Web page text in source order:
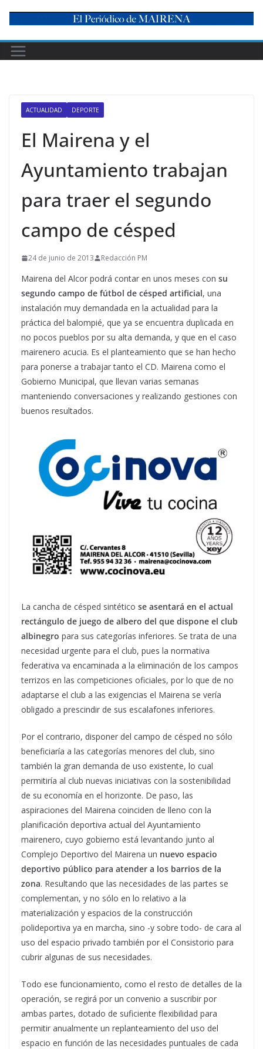
content
ACTUALIDAD DEPORTE
El Mairena y el
Ayuntamiento trabajan
para traer el segundo
campo de césped
24 de junio de 2013 Redacción PM
Mairena del Alcor podrá contar en unos meses con su
segundo campo de fútbol de césped artificial, una
instalación muy demandada en la actualidad para la
práctica del balompié, que ya se encuentra duplicada en
no pocos pueblos por su alta demanda, y que en el caso
mairenero acucia. Es el planteamiento que se han hecho
para ponerse a trabajar tanto el CD. Mairena como el
Gobierno Municipal, que llevan varias semanas
manteniendo conversaciones y realizando gestiones con
buenos resultados.
La cancha de césped sintético se asentará en el actual
rectángulo de juego de albero del que dispone el club
albinegro para sus categorías inferiores. Se trata de una
necesidad urgente para el club, pues la normativa
federativa va encaminada a la eliminación de los campos
terrizos en las competiciones oficiales, por lo que de no
adaptarse el club a las exigencias el Mairena se vería
obligado a prescindir de sus escalafones inferiores.
Por el contrario, disponer del campo de césped no sólo
beneficiaría a las categorías menores del club, sino
también la gran demanda de uso existente, lo cual
permitiría al club nuevas iniciativas con la sostenibilidad
de su economía en el horizonte. De paso, las
aspiraciones del Mairena coinciden de lleno con la
planificación deportiva actual del Ayuntamiento
mairenero, cuyo gobierno está levantando junto al
Complejo Deportivo del Mairena un nuevo espacio
deportivo público para atender a los barrios de la
zona. Resultando que las necesidades de las partes se
complementan, y no sólo en lo relativo a la
materialización y espacios de la construcción
polideportiva ya en marcha, sino -y sobre todo- de cara al
uso del espacio privado también por el Consistorio para
cubrir algunas de sus necesidades.
Todo ese funcionamiento, como el resto de detalles de la
operación, se regirá por un convenio a suscribir por
ambas partes, dotado de suficiente flexibilidad para
permitir anualmente un replanteamiento del uso del
espacio en función de las necesidades puntuales de cada